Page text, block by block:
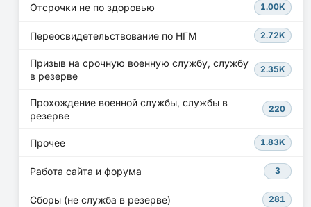
Отсрочки не по здоровью 1.00K
Переосвидетельствование по НГМ 2.72K
Призыв на срочную военную службу, службу
в резерве
2.35K
Прохождение военной службы, службы в
резерве
220
Прочее 1.83K
Работа сайта и форума 3
Сборы (не служба в резерве) 281